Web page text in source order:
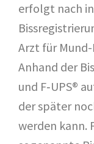
erfolgt nach
Arzt für
Anhand der
und F‑UPS®
der spä­ter
wer­den kann.